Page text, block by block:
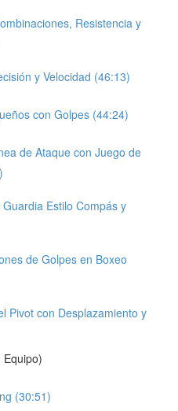
Resistencia y
y Velocidad (46:13)
con Golpes (44:24)
de Ataque con Juego de
Estilo Compás y
de Golpes en Boxeo
Pivot con Desplazamiento y
Equipo)
(30:51)